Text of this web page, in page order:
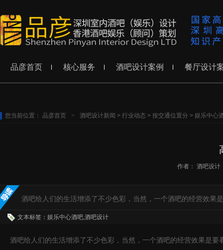
品彦首页 核心服务 酒吧设计案例 餐厅设计
您当前位置： 品彦首页 > 酒吧设计新闻 > 行业动态 > 按交通位置分 > 娱乐中心
作者： 酒吧设计
酒吧给人们的生活增添了不少色彩，当然，一个酒吧的经营效果
文本标签：娱乐中心酒吧,酒吧设计
酒吧给人们的生活增添了不少色彩，当然，一个酒吧的经营效果是要